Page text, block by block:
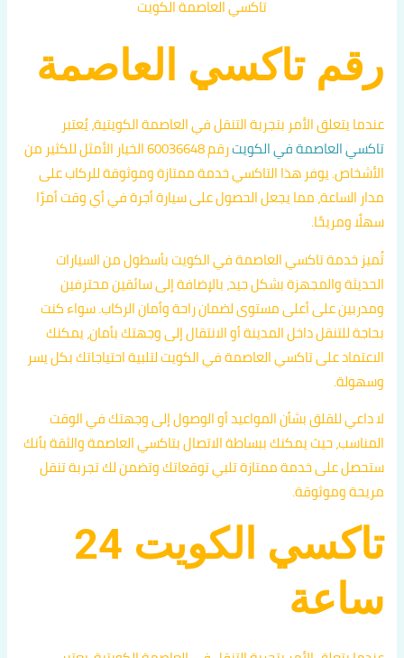
تاكسي العاصمة الكويت
رقم تاكسي العاصمة
عندما يتعلق الأمر بتجربة التنقل في العاصمة الكويتية، يُعتبر
تاكسي العاصمة في الكويت
رقم 60036648 الخيار الأمثل للكثير من
الأشخاص. يوفر هذا التاكسي خدمة ممتازة وموثوقة للركاب على
مدار الساعة، مما يجعل الحصول على سيارة أجرة في أي وقت أمرًا
سهلًا ومريحًا.
تُميز خدمة تاكسي العاصمة في الكويت بأسطول من السيارات
الحديثة والمجهزة بشكل جيد، بالإضافة إلى سائقين محترفين
ومدربين على أعلى مستوى لضمان راحة وأمان الركاب. سواء كنت
بحاجة للتنقل داخل المدينة أو الانتقال إلى وجهتك بأمان، يمكنك
الاعتماد على تاكسي العاصمة في الكويت لتلبية احتياجاتك بكل يسر
وسهولة.
لا داعي للقلق بشأن المواعيد أو الوصول إلى وجهتك في الوقت
المناسب، حيث يمكنك ببساطة الاتصال بتاكسي العاصمة والثقة بأنك
ستحصل على خدمة ممتازة تلبي توقعاتك وتضمن لك تجربة تنقل
مريحة وموثوقة.
تاكسي الكويت 24
ساعة